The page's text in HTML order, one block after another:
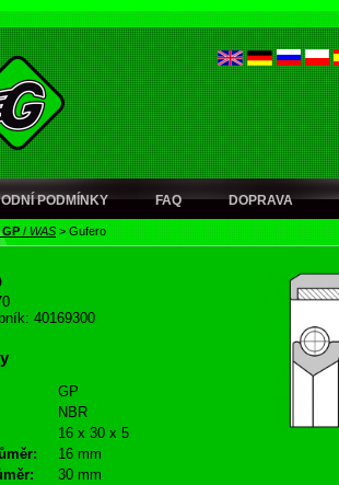
PODMÍNKY FAQ DOPRAVA
GP / WAS > Gufero
40169300
GP
NBR
16 x 30 x 5
16 mm
30 mm